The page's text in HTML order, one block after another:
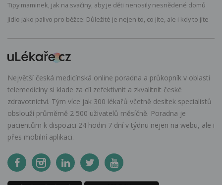
Tipy maminek, jak na svačiny, aby je děti nenosily nesnědené domů
Jídlo jako palivo pro běžce: Důležité je nejen to, co jíte, ale i kdy to jíte
Největší česká medicínská online poradna a průkopník v oblasti
telemedicíny si klade za cíl zefektivnit a zkvalitnit české
zdravotnictví. Tým více jak 300 lékařů včetně desítek specialistů
obslouží průměrně 2 500 uživatelů měsíčně. Poradna je
pacientům k dispozici 24 hodin 7 dní v týdnu nejen na webu, ale i
přes mobilní aplikaci.